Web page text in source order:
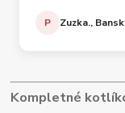
P Zuzka.,
Kompletné